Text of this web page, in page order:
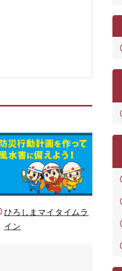
ひろしまマイタイムラ
イン